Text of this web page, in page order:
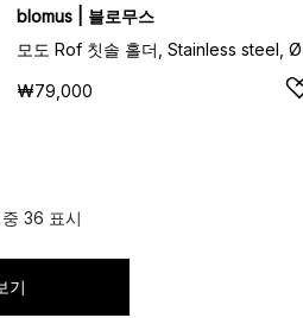
blomus | 블로무스
₩79,000
36 표시
기